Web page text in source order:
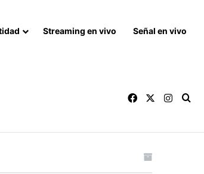
Streaming en vivo Señal en vivo
Facebook